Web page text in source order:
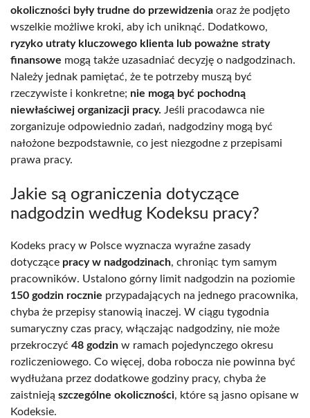
okoliczności były trudne do przewidzenia oraz że podjęto
wszelkie możliwe kroki, aby ich uniknąć. Dodatkowo,
ryzyko utraty kluczowego klienta lub poważne straty
finansowe mogą także uzasadniać decyzję o nadgodzinach.
Należy jednak pamiętać, że te potrzeby muszą być
rzeczywiste i konkretne; nie mogą być pochodną
niewłaściwej organizacji pracy. Jeśli pracodawca nie
zorganizuje odpowiednio zadań, nadgodziny mogą być
nałożone bezpodstawnie, co jest niezgodne z przepisami
prawa pracy.
Jakie są ograniczenia dotyczące
nadgodzin według Kodeksu pracy?
Kodeks pracy w Polsce wyznacza wyraźne zasady
dotyczące pracy w nadgodzinach, chroniąc tym samym
pracowników. Ustalono górny limit nadgodzin na poziomie
150 godzin rocznie przypadających na jednego pracownika,
chyba że przepisy stanowią inaczej. W ciągu tygodnia
sumaryczny czas pracy, włączając nadgodziny, nie może
przekroczyć 48 godzin w ramach pojedynczego okresu
rozliczeniowego. Co więcej, doba robocza nie powinna być
wydłużana przez dodatkowe godziny pracy, chyba że
zaistnieją szczególne okoliczności, które są jasno opisane w
Kodeksie.